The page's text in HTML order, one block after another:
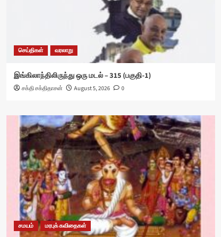
செய்திகள் வரலாறு
இங்கிலாந்திலிருந்து ஒரு மடல் – 315 (பகுதி-1)
சக்தி சக்திதாசன் August 5, 2026 0
சமயம் மரபுக் கவிதைகள்